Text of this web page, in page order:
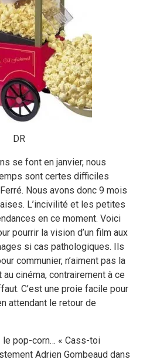
DR
se font en janvier, nous
sont certes difficiles
Nous avons donc 9 mois
L’incivilité et les petites
en ce moment. Voici
pourrir la vision d’un film aux
si cas pathologiques. Ils
communier, n’aiment pas la
cinéma, contrairement à ce
C’est une proie facile pour
attendant le retour de
le pop-corn… « Cass-toi
Adrien Gombeaud dans